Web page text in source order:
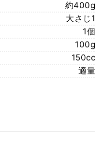
約400g
大さじ1
1個
100g
150cc
適量